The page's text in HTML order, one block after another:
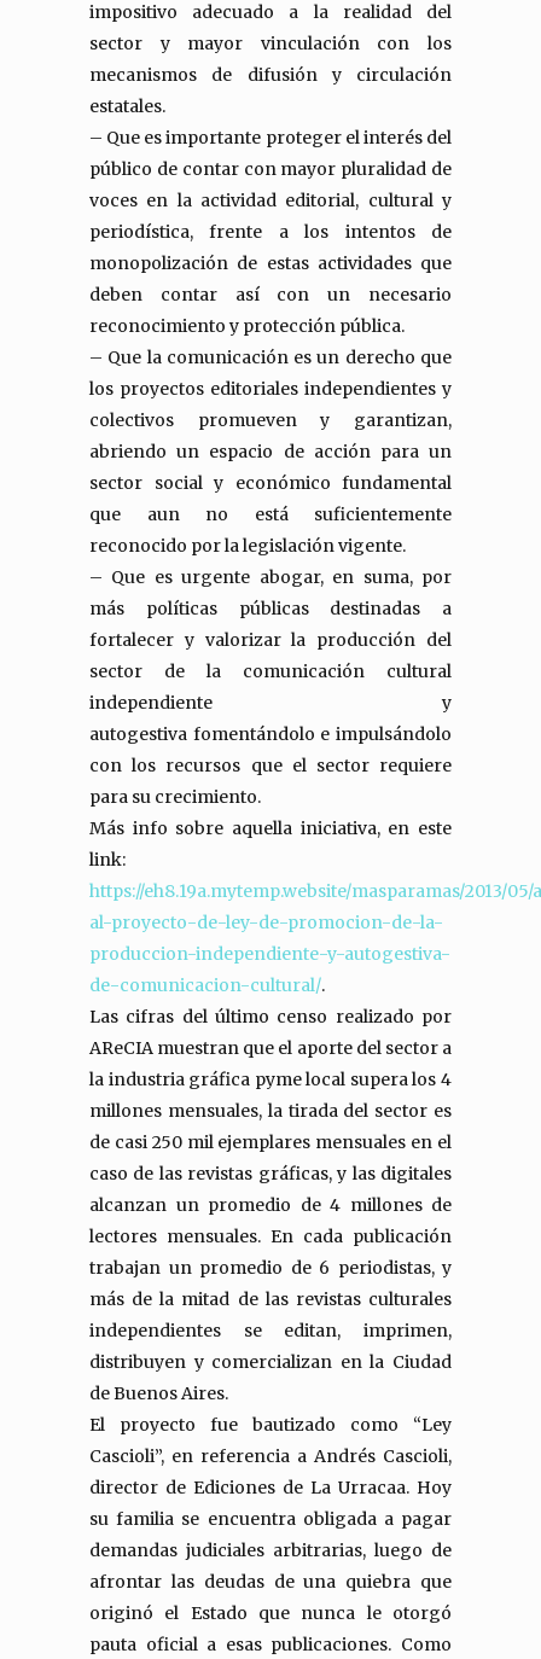
impositivo adecuado a la realidad del
sector y mayor vinculación con los
mecanismos de difusión y circulación
estatales.
– Que es importante proteger el interés del
público de contar con mayor pluralidad de
voces en la actividad editorial, cultural y
periodística, frente a los intentos de
monopolización de estas actividades que
deben contar así con un necesario
reconocimiento y protección pública.
– Que la comunicación es un derecho que
los proyectos editoriales independientes y
colectivos promueven y garantizan,
abriendo un espacio de acción para un
sector social y económico fundamental
que aun no está suficientemente
reconocido por la legislación vigente.
– Que es urgente abogar, en suma, por
más políticas públicas destinadas a
fortalecer y valorizar la producción del
sector de la comunicación cultural
independiente y
autogestiva fomentándolo e impulsándolo
con los recursos que el sector requiere
para su crecimiento.
Más info sobre aquella iniciativa, en este
link:
https://eh8.19a.mytemp.website/masparamas/2013/
al-proyecto-de-ley-de-promocion-de-la-
produccion-independiente-y-autogestiva-
de-comunicacion-cultural/.
Las cifras del último censo realizado por
AReCIA muestran que el aporte del sector a
la industria gráfica pyme local supera los 4
millones mensuales, la tirada del sector es
de casi 250 mil ejemplares mensuales en el
caso de las revistas gráficas, y las digitales
alcanzan un promedio de 4 millones de
lectores mensuales. En cada publicación
trabajan un promedio de 6 periodistas, y
más de la mitad de las revistas culturales
independientes se editan, imprimen,
distribuyen y comercializan en la Ciudad
de Buenos Aires.
El proyecto fue bautizado como “Ley
Cascioli”, en referencia a Andrés Cascioli,
director de Ediciones de La Urracaa. Hoy
su familia se encuentra obligada a pagar
demandas judiciales arbitrarias, luego de
afrontar las deudas de una quiebra que
originó el Estado que nunca le otorgó
pauta oficial a esas publicaciones. Como